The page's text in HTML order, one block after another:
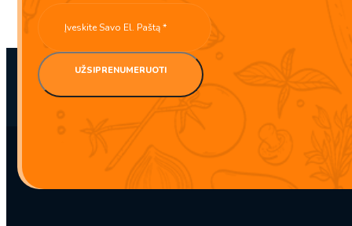
produkto
kiekis:
Žaliojo
bambuko
kilimėlis
1
vnt.
UŽSIPRENUMERUOTI